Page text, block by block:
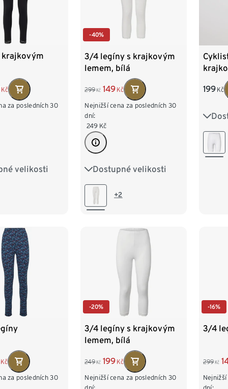
krajkovým
Kč
za posledních 30
velikosti
M 40/42
-40%
3/4 legíny s krajkovým
lemem, bílá
299 Kč 149 Kč
Nejnižší cena za posledních 30
dní:
249 Kč
Dostupné velikosti
S 36/38 M 40/42
L 44/46+2
199 Kč
S 36/
L
Kč
za posledních 30
-20%
3/4 legíny s krajkovým
lemem, bílá
249 Kč 199 Kč
Nejnižší cena za posledních 30
-16%
3/4
299 Kč